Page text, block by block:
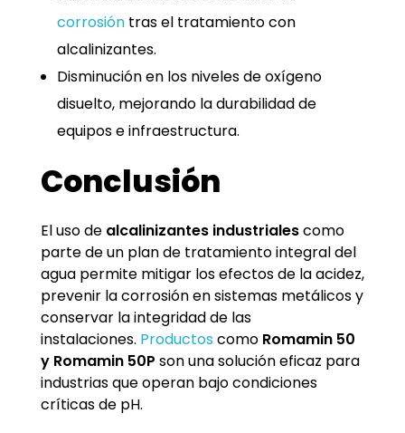
corrosióntras el tratamiento con
alcalinizantes.
Disminución en los niveles de oxígeno
disuelto, mejorando la durabilidad de
equipos e infraestructura.
Conclusión
El uso de alcalinizantes industrialescomo
parte de un plan de tratamiento integral del
agua permite mitigar los efectos de la acidez,
prevenir la corrosión en sistemas metálicos y
conservar la integridad de las
instalaciones. Productoscomo Romamin 50
y Romamin 50P son una solución eficaz para
industrias que operan bajo condiciones
críticas de pH.